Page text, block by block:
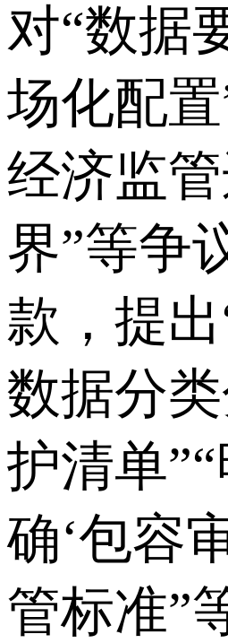
对“数据
场化配置
经济监管
界”等争
款，提
数据分
护清单”“
确‘包容
管标准”